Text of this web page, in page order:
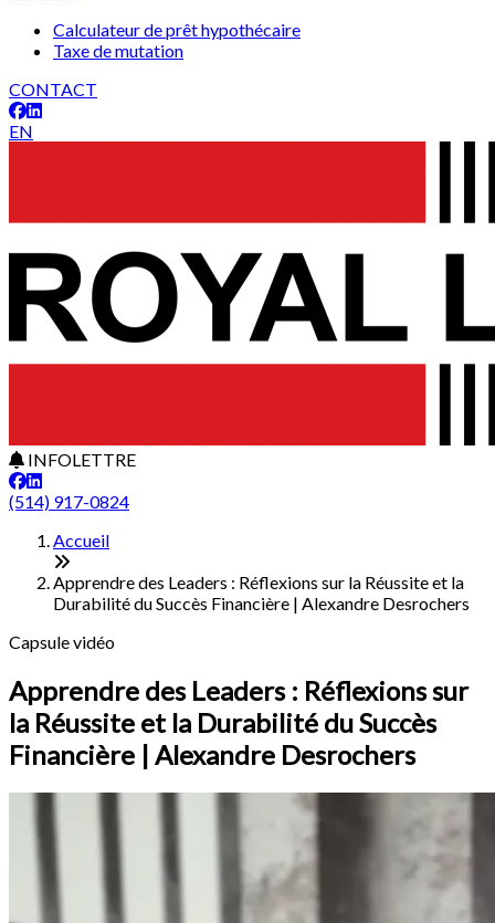
Calculateur de prêt hypothécaire
Taxe de mutation
CONTACT
EN
INFOLETTRE
(514) 917-0824
Accueil
Apprendre des Leaders : Réflexions sur la Réussite et la
Durabilité du Succès Financière | Alexandre Desrochers
Capsule vidéo
Apprendre des Leaders : Réflexions sur
la Réussite et la Durabilité du Succès
Financière | Alexandre Desrochers